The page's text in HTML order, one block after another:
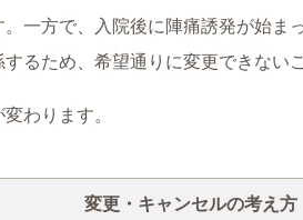
一方で、入院後に陣痛誘発が始ま
るため、希望通りに変更できない
わります。
変更・キャンセルの考え方